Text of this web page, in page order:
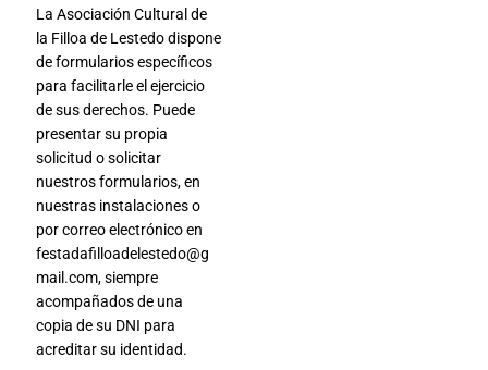
La Asociación Cultural de
la Filloa de Lestedo dispone
de formularios específicos
para facilitarle el ejercicio
de sus derechos. Puede
presentar su propia
solicitud o solicitar
nuestros formularios, en
nuestras instalaciones o
por correo electrónico en
festadafilloadelestedo@g
mail.com, siempre
acompañados de una
copia de su DNI para
acreditar su identidad.